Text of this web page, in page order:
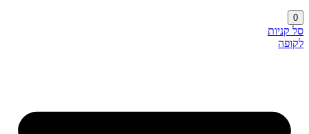
0
סל קניות
לקופה